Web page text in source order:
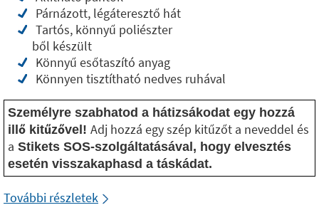
Párnázott, légáteresztő hát
Tartós, könnyű poliészter
ből készült
Könnyű esőtaszító anyag
Könnyen tisztítható nedves ruhával
Személyre szabhatod a hátizsákodat egy hozzá
illő kitűzővel! Adj hozzá egy szép kitűzőt a neveddel és
a Stikets SOS-szolgáltatásával, hogy elvesztés
esetén visszakaphasd a táskádat.
További részletek